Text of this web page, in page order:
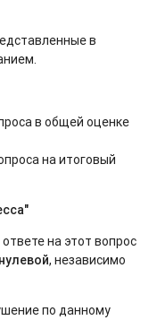
в
в общей оценке
на итоговый
на этот вопрос
, независимо
по данному